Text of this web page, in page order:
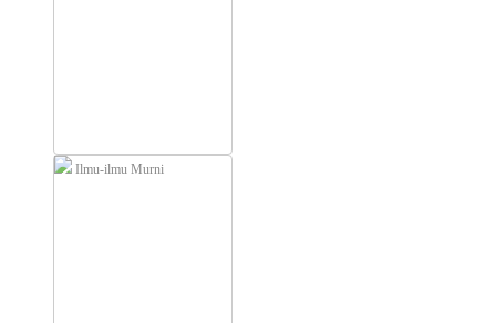
Ilmu-ilmu Murni